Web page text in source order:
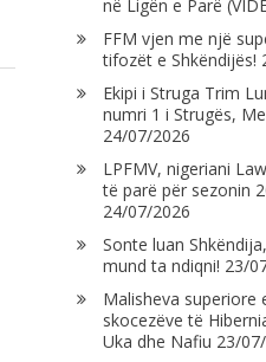
në Ligën e Parë
FFM vjen me një
tifozët e Shkëndijës!
Ekipi i Struga Trim
numri 1 i Strugës,
24/07/2026
LPFMV, nigeriani
të parë për sezonin
24/07/2026
Sonte luan
mund ta ndiqni! 23/
Malisheva superiore
skocezëve të
Uka dhe Nafiu 23/